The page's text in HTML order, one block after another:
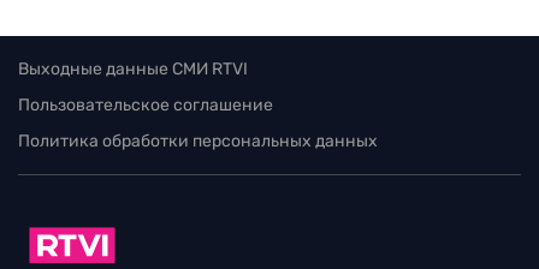
Выходные данные СМИ RTVI
Пользовательское соглашение
Политика обработки персональных данных